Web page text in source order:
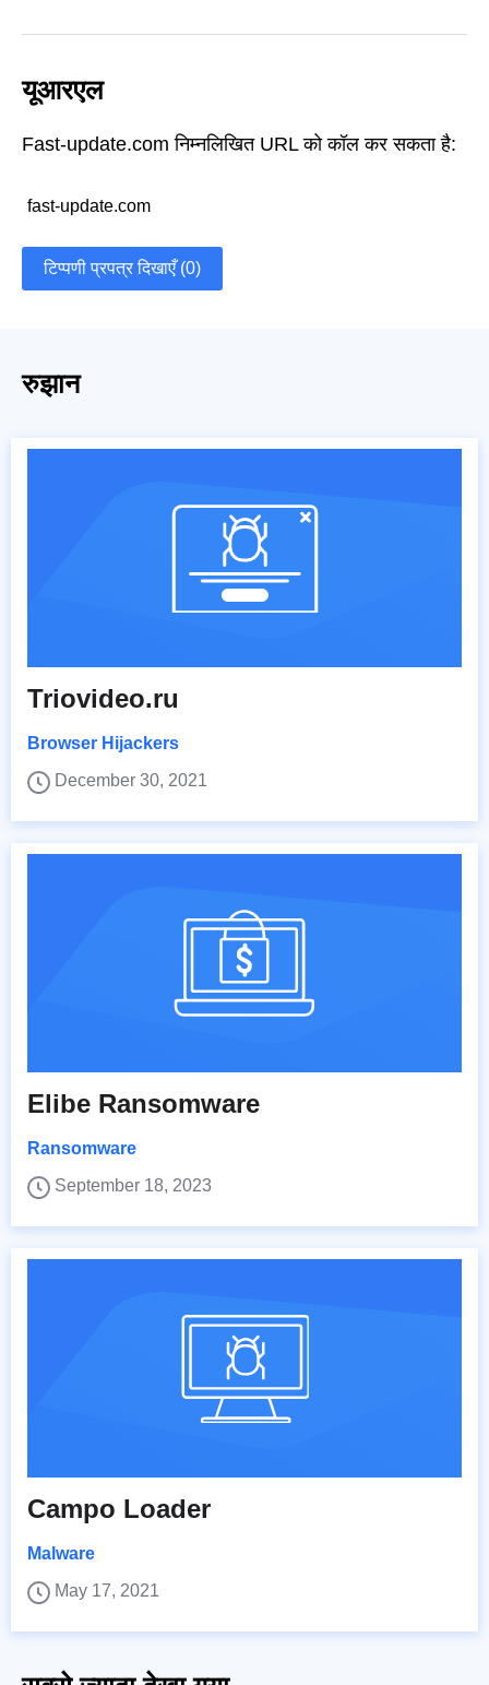
यूआरएल
Fast-update.com निम्नलिखित URL को कॉल कर सकता है:
fast-update.com
टिप्पणी प्रपत्र दिखाएँ (0)
रुझान
Triovideo.ru
Browser Hijackers
December 30, 2021
Elibe Ransomware
Ransomware
September 18, 2023
Campo Loader
Malware
May 17, 2021